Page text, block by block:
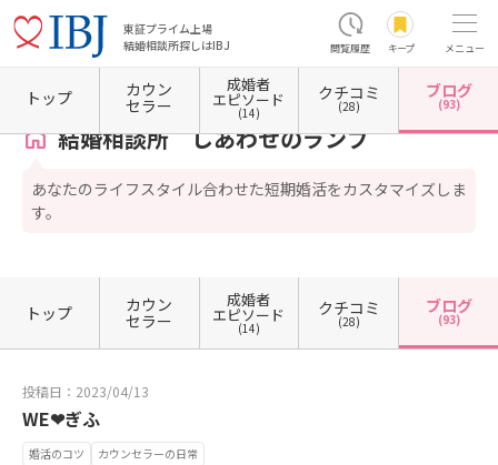
東証プライム上場
結婚相談所探しはIBJ
閲覧履歴 キープ メニュー
ホーム 岐阜県の結婚相談所 岐阜県瑞穂市 結婚相談所 しあわせのランプ カウンセ
結婚相談所 しあわせのランプ
あなたのライフスタイル合わせた短期婚活をカスタマイズしま
す。
トップ カウン
セラー
成婚者
エピソード
(14)
クチコミ
(28)
ブログ
(93)
トップ カウン
セラー
成婚者
エピソード
(14)
クチコミ
(28)
ブログ
(93)
投稿日：2023/04/13
WE❤︎ぎふ
婚活のコツ カウンセラーの日常